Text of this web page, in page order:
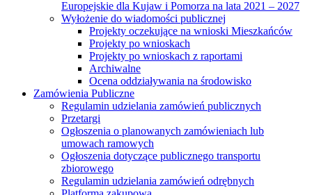
Europejskie dla Kujaw i Pomorza na lata 2021 – 2027
Wyłożenie do wiadomości publicznej
Projekty oczekujące na wnioski Mieszkańców
Projekty po wnioskach
Projekty po wnioskach z raportami
Archiwalne
Ocena oddziaływania na środowisko
Zamówienia Publiczne
Regulamin udzielania zamówień publicznych
Przetargi
Ogłoszenia o planowanych zamówieniach lub
umowach ramowych
Ogłoszenia dotyczące publicznego transportu
zbiorowego
Regulamin udzielania zamówień odrębnych